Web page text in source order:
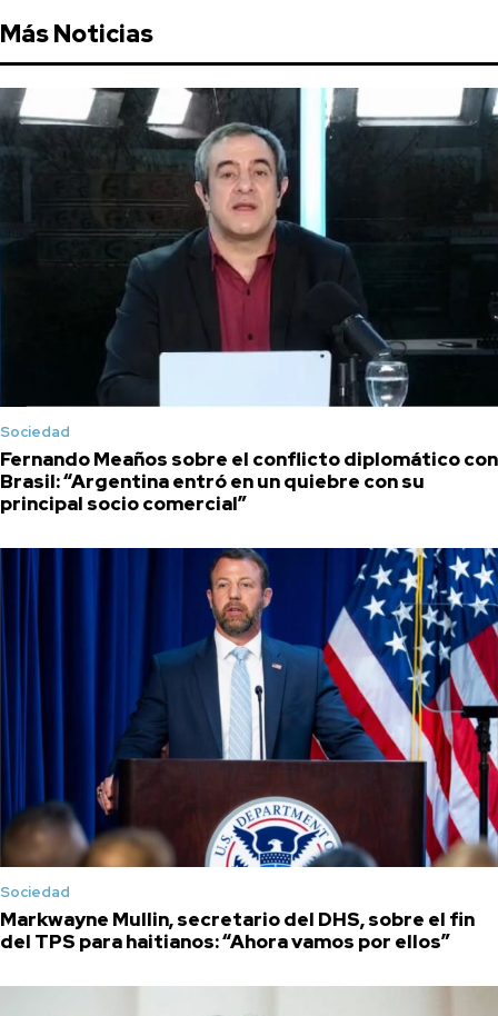
Más Noticias
Sociedad
Fernando Meaños sobre el conflicto diplomático con
Brasil: “Argentina entró en un quiebre con su
principal socio comercial”
Sociedad
Markwayne Mullin, secretario del DHS, sobre el fin
del TPS para haitianos: “Ahora vamos por ellos”